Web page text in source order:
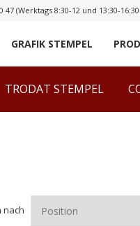
47 (Werktags 8:30-12 und 13:30-
GRAFIK STEMPEL
TRODAT STEMPEL
nach